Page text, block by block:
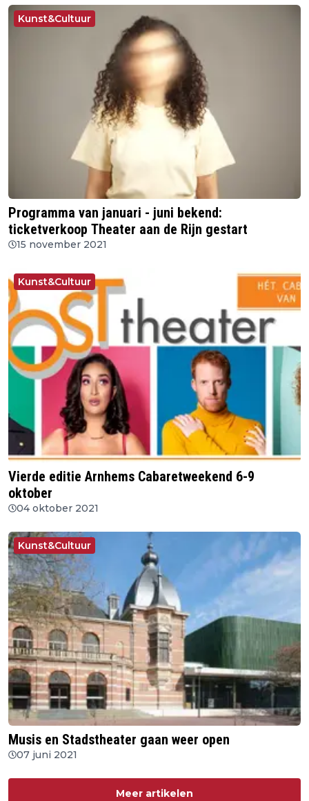
Kunst&Cultuur
Programma van januari - juni bekend:
ticketverkoop Theater aan de Rijn gestart
15 november 2021
Kunst&Cultuur
Vierde editie Arnhems Cabaretweekend 6-9
oktober
04 oktober 2021
Kunst&Cultuur
Musis en Stadstheater gaan weer open
07 juni 2021
Meer artikelen